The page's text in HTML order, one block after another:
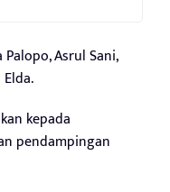
Asrul Sani,
kepada
pendampingan